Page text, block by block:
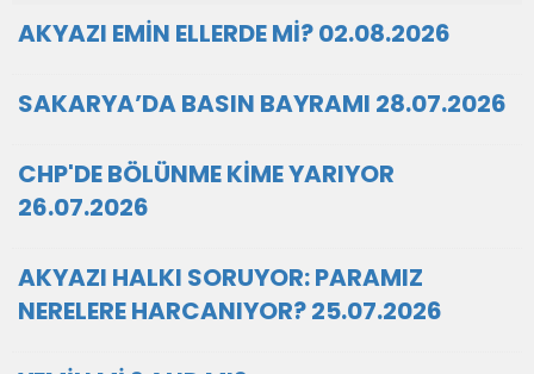
AKYAZI EMİN ELLERDE Mİ? 02.08.2026
SAKARYA’DA BASIN BAYRAMI 28.07.2026
CHP'DE BÖLÜNME KİME YARIYOR
26.07.2026
AKYAZI HALKI SORUYOR: PARAMIZ
NERELERE HARCANIYOR? 25.07.2026